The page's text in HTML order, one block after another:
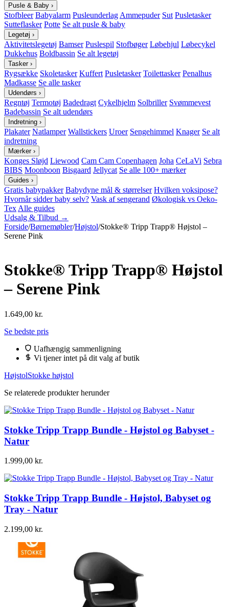
Pusle & Baby ›
Stofbleer Babyalarm Pusleunderlag Ammepuder Sut Pusletasker
Sutteflasker Potte Se alt pusle & baby
Legetøj ›
Aktivitetslegetøj Bamser Puslespil Stofbøger Løbehjul Løbecykel
Dukkehus Boldbassin Se alt legetøj
Tasker ›
Rygsække Skoletasker Kuffert Pusletasker Toilettasker Penalhus
Madkasse Se alle tasker
Udendørs ›
Regntøj Termotøj Badedragt Cykelhjelm Solbriller Svømmevest
Badebassin Se alt udendørs
Indretning ›
Plakater Natlamper Wallstickers Uroer Sengehimmel Knager Se alt
indretning
Mærker ›
Konges Sløjd Liewood Cam Cam Copenhagen Joha CeLaVi Sebra
BIBS Moonboon Bisgaard Jellycat Se alle 100+ mærker
Guides ›
Gratis babypakker Babydyne mål & størrelser Hvilken voksipose?
Hvornår sidder baby selv? Vask af sengerand Økologisk vs Oeko-
Tex Alle guides
Udsalg & Tilbud →
Forside/Børnemøbler/Højstol/Stokke® Tripp Trapp® Højstol –
Serene Pink
Stokke® Tripp Trapp® Højstol
– Serene Pink
1.649,00 kr.
Se bedste pris
Uafhængig sammenligning
Vi tjener intet på dit valg af butik
HøjstolStokke højstol
Se relaterede produkter herunder
Stokke Tripp Trapp Bundle - Højstol og Babyset -
Natur
1.999,00 kr.
Stokke Tripp Trapp Bundle - Højstol, Babyset og
Tray - Natur
2.199,00 kr.